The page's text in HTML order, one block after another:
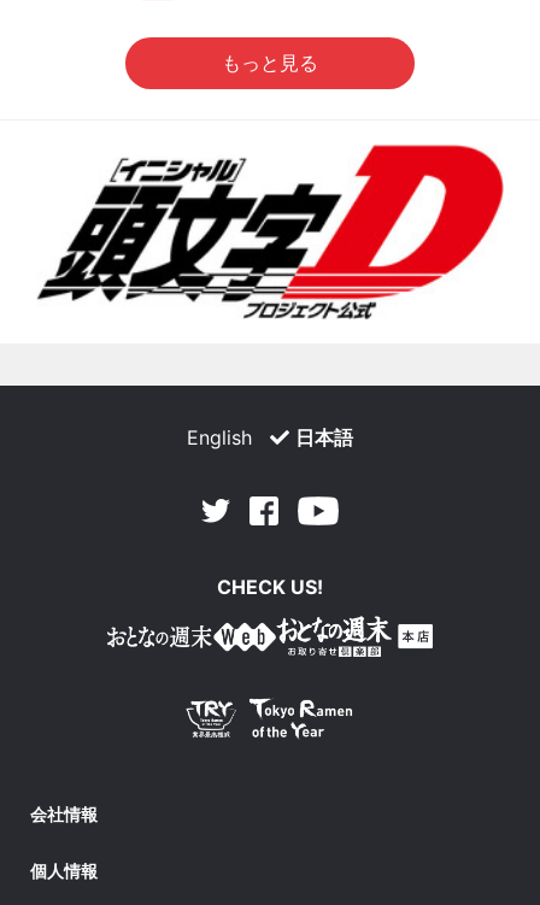
もっと見る
English 日本語
Twitter Facebook
CHECK US!
会社情報
個人情報